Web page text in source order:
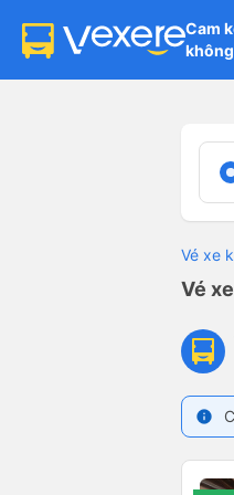
Cam
Vé xe
Vé
info